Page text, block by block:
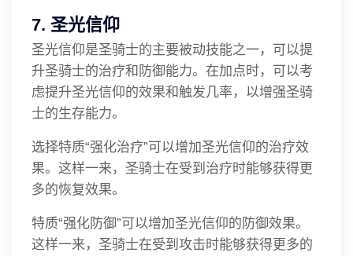
7. 圣光信仰
圣光信仰是圣骑士的主要被动技能之一，可以提
升圣骑士的治疗和防御能力。在加点时，可以考
虑提升圣光信仰的效果和触发几率，以增强圣骑
士的生存能力。
选择特质“强化治疗”可以增加圣光信仰的治疗效
果。这样一来，圣骑士在受到治疗时能够获得更
多的恢复效果。
特质“强化防御”可以增加圣光信仰的防御效果。
这样一来，圣骑士在受到攻击时能够获得更多的